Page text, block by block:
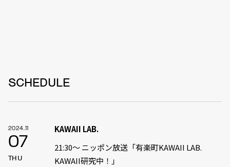
SCHEDULE
2024.11
07
THU
KAWAII LAB.
21:30〜 ニッポン放送「有楽町KAWAII LAB.
KAWAII研究中！」